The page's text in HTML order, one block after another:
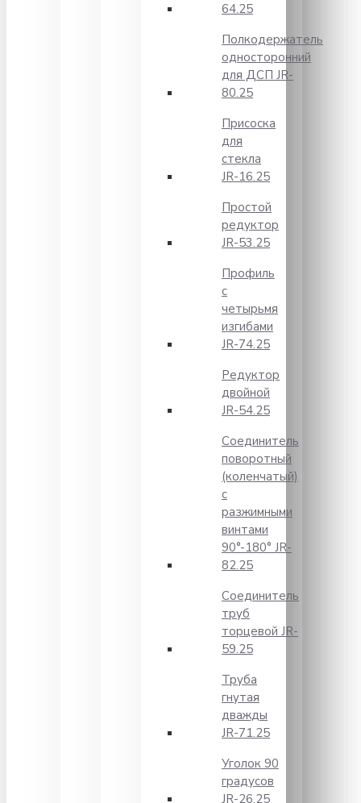
64.25
Полкодержатель
односторонний
для ДСП JR-
80.25
Присоска
для
стекла
JR-16.25
Простой
редуктор
JR-53.25
Профиль
с
четырьмя
изгибами
JR-74.25
Редуктор
двойной
JR-54.25
Соединитель
поворотный
(коленчатый)
с
разжимными
винтами
90°-180° JR-
82.25
Соединитель
труб
торцевой JR-
59.25
Труба
гнутая
дважды
JR-71.25
Уголок 90
градусов
JR-26.25